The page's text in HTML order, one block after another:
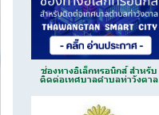
ช่องทางอิเล็กทรอนิกส์ สำหรับ
ติดต่อเทศบาลตำบลท่าวังตาล